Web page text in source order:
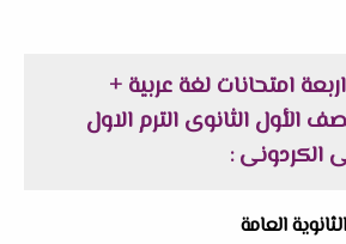
اربعة امتحانات لغة عربية +
الأول الثانوى الترم الاول
:
الثانوية العامة